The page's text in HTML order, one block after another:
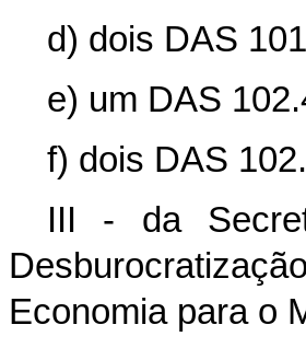
d) dois DAS
e) um DAS
f) dois DAS
III - da
Economia para o